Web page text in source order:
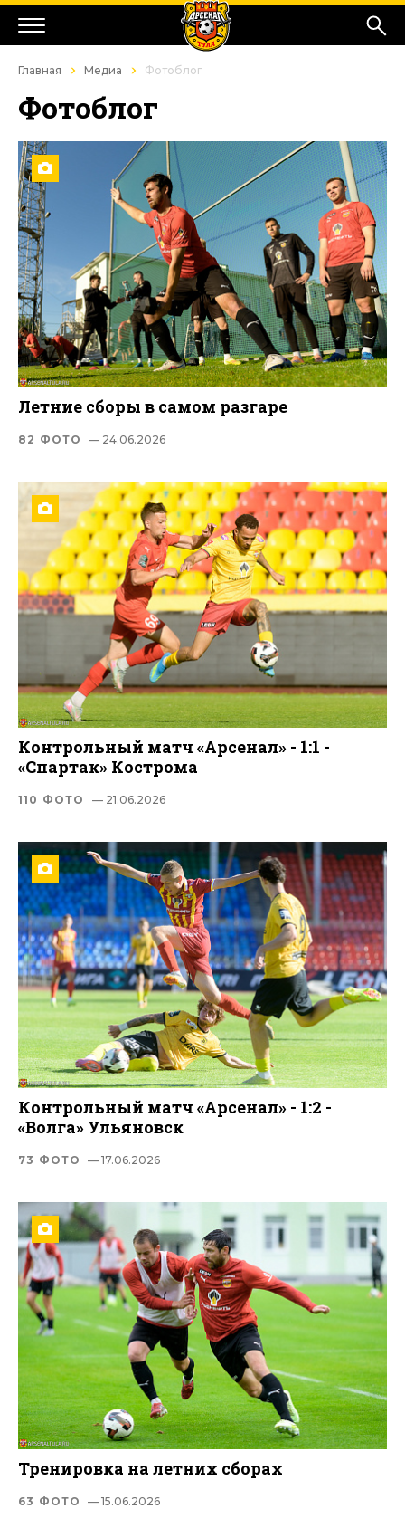
Главная Медиа Фотоблог
Фотоблог
Летние сборы в самом разгаре
82 ФОТО — 24.06.2026
Контрольный матч «Арсенал» - 1:1 -
«Спартак» Кострома
110 ФОТО — 21.06.2026
Контрольный матч «Арсенал» - 1:2 -
«Волга» Ульяновск
73 ФОТО — 17.06.2026
Тренировка на летних сборах
63 ФОТО — 15.06.2026